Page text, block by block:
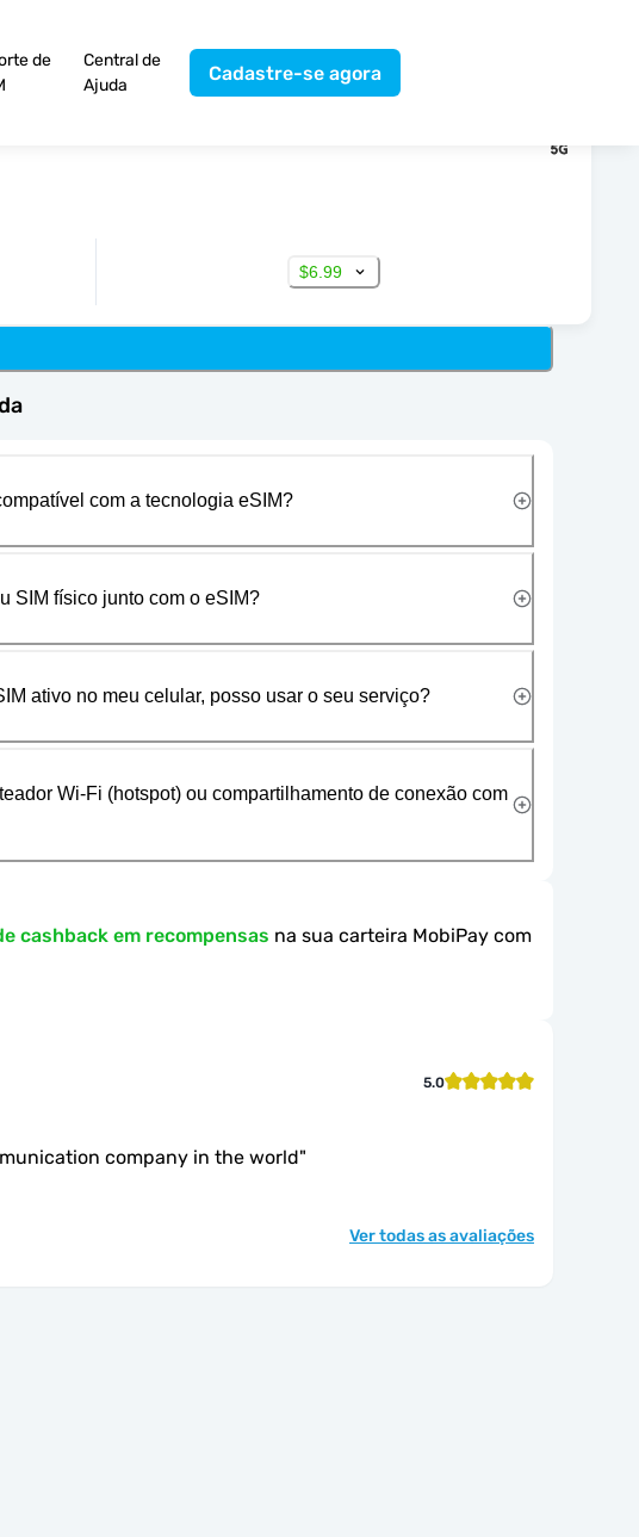
de
Central de
Ajuda
Cadastre-se agora
$6.99
com a tecnologia eSIM?
SIM físico junto com o eSIM?
ativo no meu celular, posso usar o seu serviço?
Wi-Fi (hotspot) ou compartilhamento de conexão com
cashback em recompensas na sua carteira MobiPay com
5.0
company in the world"
Ver todas as avaliações